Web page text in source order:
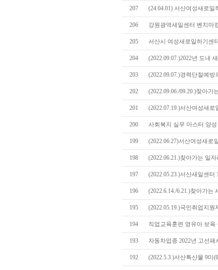
207 (24.04.01) 서산여성새로
206 강원광역새일센터 벤치마
205 서산시 여성새로일하기센
204 (2022.09.07.)2022년 도내
203 (2022.09.07.)경력단절예
202 (2022.09.06./09.20.)찾아
201 (2022.07.19.)서산여성새
200 사회복지 실무 마스터 양
199 (2022.06.27)서산여성새로
198 (2022.06.21.)찾아가는 일
197 (2022.05.23.)서산새일센
196 (2022.6.14./6.21.)찾아가
195 (2022.05.19.)국민취업지
194 직업교육훈련 영유아 보
193 자동차업종 2022년 고선
192 (2022.5.3.)서산특산물 9미